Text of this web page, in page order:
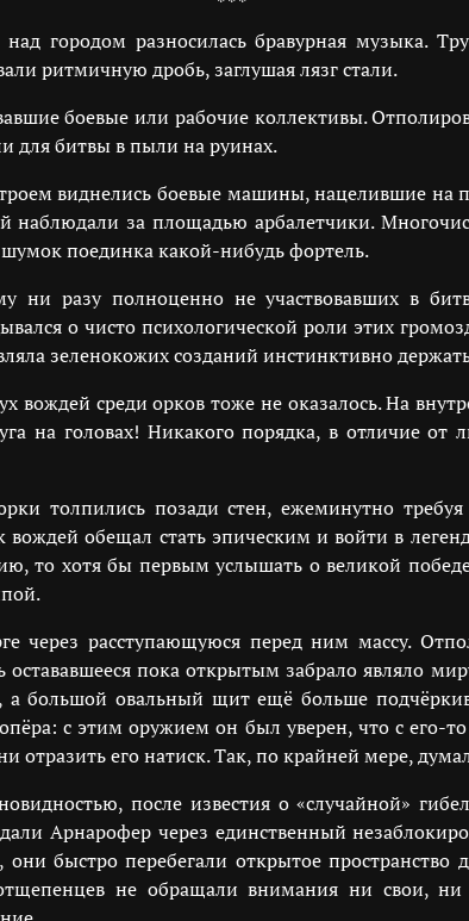
городом разносилась бравурная музыка.
ритмичную дробь, заглушая лязг стали.
боевые или рабочие коллективы.
для битвы в пыли на руинах.
виднелись боевые машины, нацелившие на
за площадью арбалетчики.
поединка какой-нибудь фортель.
ни разу полноценно не участвовавших в
о чисто психологической роли этих
зеленокожих созданий инстинктивно
вождей среди орков тоже не оказалось. На
на головах! Никакого порядка, в отличие от
толпились позади стен, ежеминутно
вождей обещал стать эпическим и войти в
то хотя бы первым услышать о великой
через расступающуюся перед ним массу.
пока открытым забрало являло
большой овальный щит ещё больше
с этим оружием он был уверен, что с
отразить его натиск. Так, по крайней мере,
после известия о «случайной»
Арнарофер через единственный
быстро перебегали открытое
не обращали внимания ни свои, ни